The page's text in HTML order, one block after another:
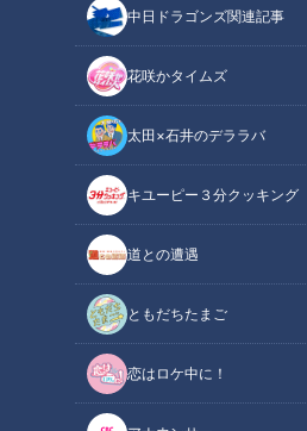
中日ドラゴンズ関連記事
花咲かタイムズ
太田×石井のデララバ
キユーピー３分クッキング
道との遭遇
ともだちたまご
恋はロケ中に！
ほぼ愛知・江南市だけ愛されフード『嫁
この記事の画像